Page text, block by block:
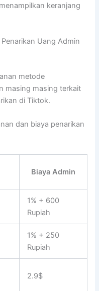
keranjang
Uang Admin
metode
masing masing terkait
di Tiktok.
dan biaya penarikan
Biaya Admin
1% + 600
Rupiah
1% + 250
Rupiah
2.9$